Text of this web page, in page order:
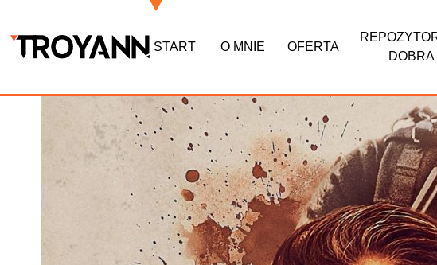
START O MNIE OFERTA
DOBRA